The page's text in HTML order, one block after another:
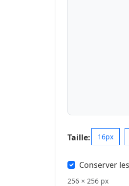
Taille: 16px
Conserver
256 × 256 px